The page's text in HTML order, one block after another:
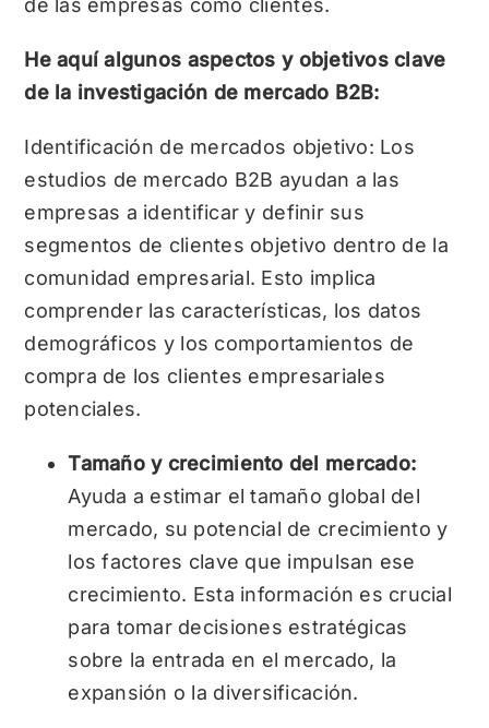
de las empresas como clientes.
He aquí algunos aspectos y objetivos clave
de la investigación de mercado B2B:
Identificación de mercados objetivo: Los
estudios de mercado B2B ayudan a las
empresas a identificar y definir sus
segmentos de clientes objetivo dentro de la
comunidad empresarial. Esto implica
comprender las características, los datos
demográficos y los comportamientos de
compra de los clientes empresariales
potenciales.
Tamaño y crecimiento del mercado:
Ayuda a estimar el tamaño global del
mercado, su potencial de crecimiento y
los factores clave que impulsan ese
crecimiento. Esta información es crucial
para tomar decisiones estratégicas
sobre la entrada en el mercado, la
expansión o la diversificación.